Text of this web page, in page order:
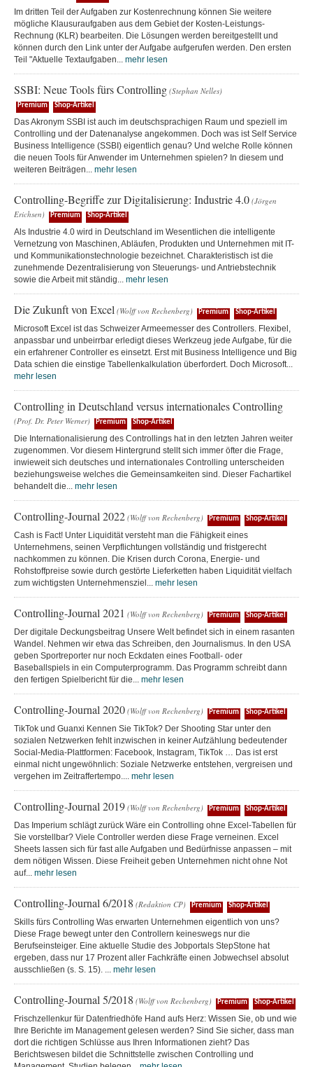
Im dritten Teil der Aufgaben zur Kostenrechnung können Sie weitere
mögliche Klausuraufgaben aus dem Gebiet der Kosten-Leistungs-
Rechnung (KLR) bearbeiten. Die Lösungen werden bereitgestellt und
können durch den Link unter der Aufgabe aufgerufen werden. Den ersten
Teil "Aktuelle Textaufgaben... mehr lesen
SSBI: Neue Tools fürs Controlling (Stephan Nelles)
Premium Shop-Artikel
Das Akronym SSBI ist auch im deutschsprachigen Raum und speziell im
Controlling und der Datenanalyse angekommen. Doch was ist Self Service
Business Intelligence (SSBI) eigentlich genau? Und welche Rolle können
die neuen Tools für Anwender im Unternehmen spielen? In diesem und
weiteren Beiträgen... mehr lesen
Controlling-Begriffe zur Digitalisierung: Industrie 4.0 (Jörgen
Erichsen)
Premium Shop-Artikel
Als Industrie 4.0 wird in Deutschland im Wesentlichen die intelligente
Vernetzung von Maschinen, Abläufen, Produkten und Unternehmen mit IT-
und Kommunikationstechnologie bezeichnet. Charakteristisch ist die
zunehmende Dezentralisierung von Steuerungs- und Antriebstechnik
sowie die Arbeit mit ständig... mehr lesen
Die Zukunft von Excel (Wolff von Rechenberg) Premium Shop-Artikel
Microsoft Excel ist das Schweizer Armeemesser des Controllers. Flexibel,
anpassbar und unbeirrbar erledigt dieses Werkzeug jede Aufgabe, für die
ein erfahrener Controller es einsetzt. Erst mit Business Intelligence und Big
Data schien die einstige Tabellenkalkulation überfordert. Doch Microsoft...
mehr lesen
Controlling in Deutschland versus internationales Controlling
(Prof. Dr. Peter Werner) Premium Shop-Artikel
Die Internationalisierung des Controllings hat in den letzten Jahren weiter
zugenommen. Vor diesem Hintergrund stellt sich immer öfter die Frage,
inwieweit sich deutsches und internationales Controlling unterscheiden
beziehungsweise welches die Gemeinsamkeiten sind. Dieser Fachartikel
behandelt die... mehr lesen
Controlling-Journal 2022 (Wolff von Rechenberg) Premium Shop-Artikel
Cash is Fact! Unter Liquidität versteht man die Fähigkeit eines
Unternehmens, seinen Verpflichtungen vollständig und fristgerecht
nachkommen zu können. Die Krisen durch Corona, Energie- und
Rohstoffpreise sowie durch gestörte Lieferketten haben Liquidität vielfach
zum wichtigsten Unternehmensziel... mehr lesen
Controlling-Journal 2021 (Wolff von Rechenberg) Premium Shop-Artikel
Der digitale Deckungsbeitrag Unsere Welt befindet sich in einem rasanten
Wandel. Nehmen wir etwa das Schreiben, den Journalismus. In den USA
geben Sportreporter nur noch Eckdaten eines Football- oder
Baseballspiels in ein Computerprogramm. Das Programm schreibt dann
den fertigen Spielbericht für die... mehr lesen
Controlling-Journal 2020 (Wolff von Rechenberg) Premium Shop-Artikel
TikTok und Guanxi Kennen Sie TikTok? Der Shooting Star unter den
sozialen Netzwerken fehlt inzwischen in keiner Aufzählung bedeutender
Social-Media-Plattformen: Facebook, Instagram, TikTok … Das ist erst
einmal nicht ungewöhnlich: Soziale Netzwerke entstehen, vergreisen und
vergehen im Zeitraffertempo.... mehr lesen
Controlling-Journal 2019 (Wolff von Rechenberg) Premium Shop-Artikel
Das Imperium schlägt zurück Wäre ein Controlling ohne Excel-Tabellen für
Sie vorstellbar? Viele Controller werden diese Frage verneinen. Excel
Sheets lassen sich für fast alle Aufgaben und Bedürfnisse anpassen – mit
dem nötigen Wissen. Diese Freiheit geben Unternehmen nicht ohne Not
auf... mehr lesen
Controlling-Journal 6/2018 (Redaktion CP) Premium Shop-Artikel
Skills fürs Controlling Was erwarten Unternehmen eigentlich von uns?
Diese Frage bewegt unter den Controllern keineswegs nur die
Berufseinsteiger. Eine aktuelle Studie des Jobportals StepStone hat
ergeben, dass nur 17 Prozent aller Fachkräfte einen Jobwechsel absolut
ausschließen (s. S. 15). ... mehr lesen
Controlling-Journal 5/2018 (Wolff von Rechenberg) Premium Shop-Artikel
Frischzellenkur für Datenfriedhöfe Hand aufs Herz: Wissen Sie, ob und wie
Ihre Berichte im Management gelesen werden? Sind Sie sicher, dass man
dort die richtigen Schlüsse aus Ihren Informationen zieht? Das
Berichtswesen bildet die Schnittstelle zwischen Controlling und